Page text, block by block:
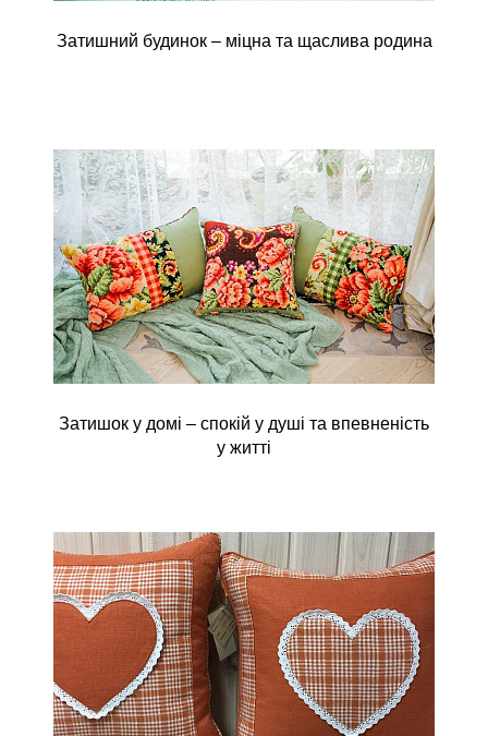
Затишний будинок – міцна та щаслива родина
Затишок у домі – спокій у душі та впевненість
у житті